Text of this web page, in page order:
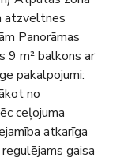
atzveltnes
Panorāmas
9 m² balkons ar
pakalpojumi:
no
ceļojuma
atkarīga
gaisa